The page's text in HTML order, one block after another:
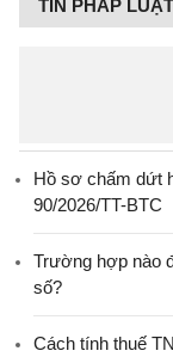
TIN PHÁP
Hồ sơ chấm dứt
90/2026/TT-BTC
Trường hợp nào
số?
Cách tính thuế